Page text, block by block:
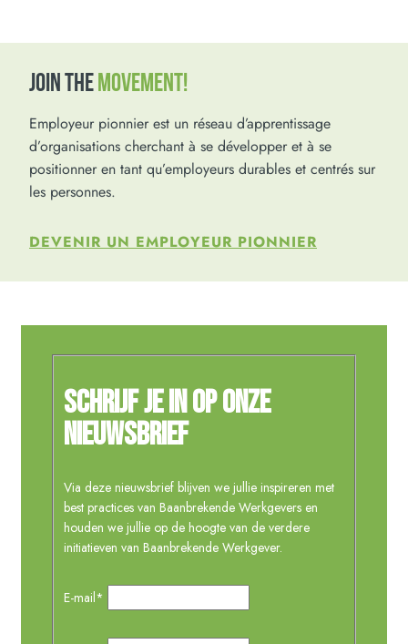
JOIN THEMOVEMENT!
Employeur pionnier est un réseau d’apprentissage
d’organisations cherchant à se développer et à se
positionner en tant qu’employeurs durables et centrés sur
les personnes.
DEVENIR UN EMPLOYEUR PIONNIER